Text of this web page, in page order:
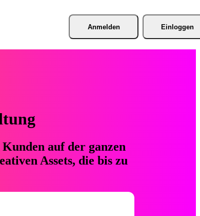
Anmelden Einloggen
auf der ganzen
Assets, die bis zu